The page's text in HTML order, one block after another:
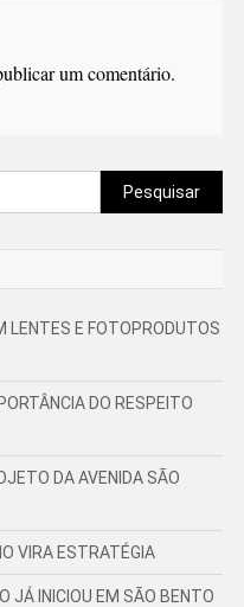
um comentário.
Pesquisar
por:
LENTES E FOTOPRODUTOS
DO RESPEITO
DA AVENIDA SÃO
VIRA ESTRATÉGIA
JÁ INICIOU EM SÃO BENTO